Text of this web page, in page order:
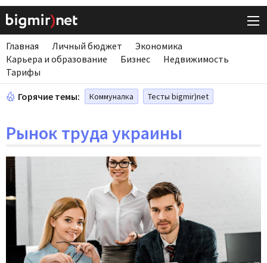
Главная Личный бюджет
Экономика
Карьера и образование
Бизнес
Недвижимость
Тарифы
Горячие темы: Коммуналка Тесты bigmir)net
Рынок труда украины